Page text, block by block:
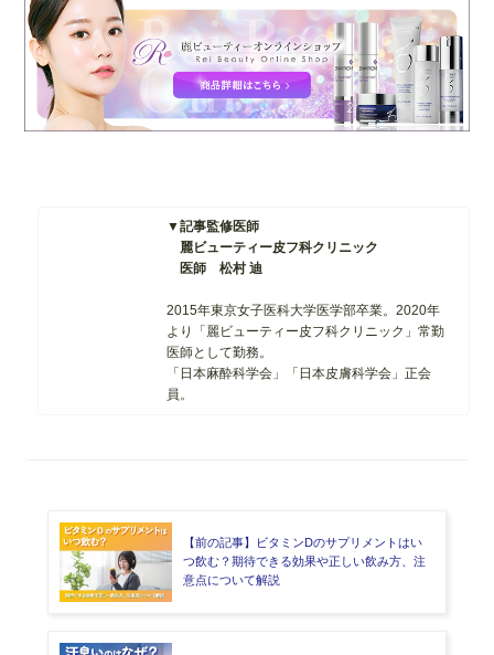
▼記事監修医師
麗ビューティー皮フ科クリニック
医師 松村 迪
2015年東京女子医科大学医学部卒業。 2020年
より「麗ビューティー皮フ科クリニック」常勤
医師として勤務。
「日本麻酔科学会」「日本皮膚科学会」 正会
員。
【前の記事】ビタミンDのサプリメントはい
つ飲む？期待できる効果や正しい飲み方、注
意点について解説